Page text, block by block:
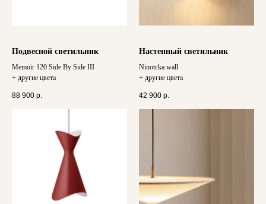
Подвесной светильник
Memoir 120 Side By Side III
+ другие цвета
88 900 р.
Настенный светильник
Ninotcka wall
+ другие цвета
42 900 р.